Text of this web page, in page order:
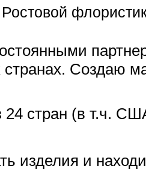
изделия и
24 стран (в т.ч.
странах. Создаю